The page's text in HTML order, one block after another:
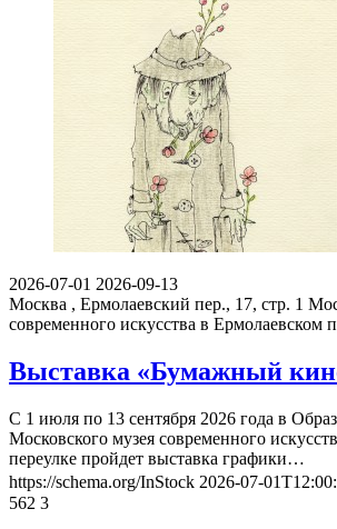
2026-07-01 2026-09-13
Москва , Ермолаевский пер., 17, стр. 1
современного искусства в Ермолаевском
Выставка «Бумажный
С 1 июля по 13 сентября 2026 года в
Московского музея современного
переулке пройдет выставка графики…
https://schema.org/InStock 2026-07-
562 3